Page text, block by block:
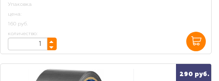
Упаковка
цена:
160 руб.
количество:
290 руб.